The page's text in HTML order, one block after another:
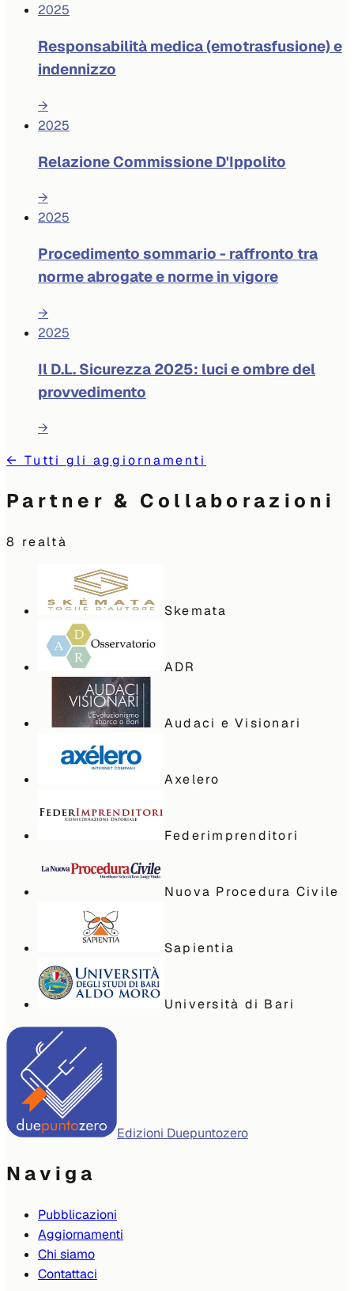
2025
Responsabilità medica (emotrasfusione) e
indennizzo
→
2025
Relazione Commissione D'Ippolito
→
2025
Procedimento sommario - raffronto tra
norme abrogate e norme in vigore
→
2025
Il D.L. Sicurezza 2025: luci e ombre del
provvedimento
→
← Tutti gli aggiornamenti
Partner & Collaborazioni
8 realtà
Skemata
ADR
Audaci e Visionari
Axelero
Federimprenditori
Nuova Procedura Civile
Sapientia
Università di Bari
Edizioni Duepuntozero
Naviga
Pubblicazioni
Aggiornamenti
Chi siamo
Contattaci